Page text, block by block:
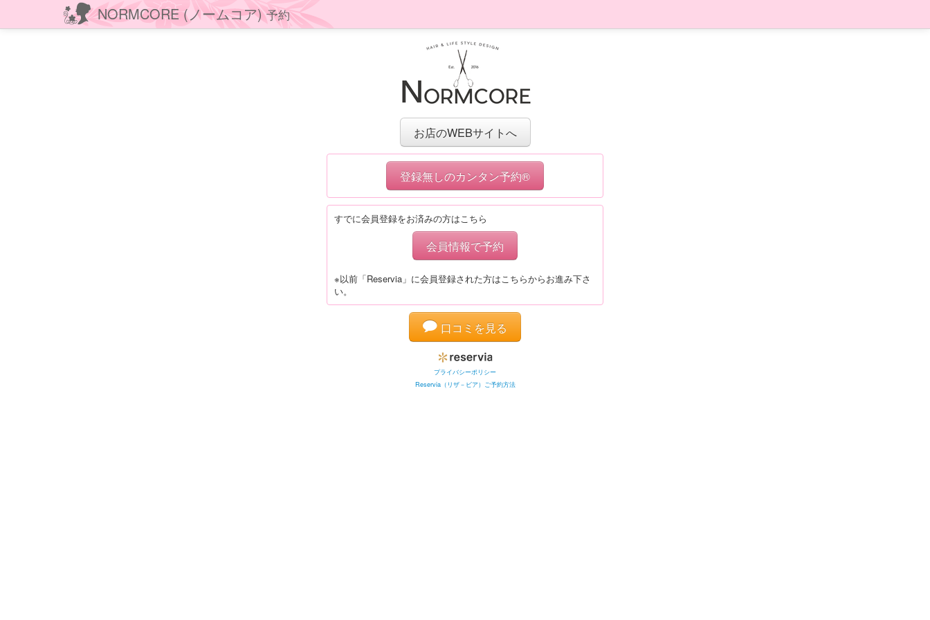
NORMCORE (ノームコア)予約
お店のWEBサイトへ
登録無しのカンタン予約®
すでに会員登録をお済みの方はこちら
会員情報で予約
※以前「Reservia」に会員登録された方はこちらからお進み下さ
い。
口コミを見る
プライバシーポリシー
Reservia（リザ－ビア）ご予約方法